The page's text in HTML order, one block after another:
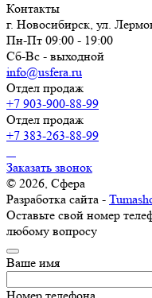
Контакты
г. Новосибирск, ул.
Пн-Пт 09:00 - 19:00
Сб-Вс - выходной
info@usfera.ru
Отдел продаж
+7 903-900-88-99
Отдел продаж
+7 383-263-88-99
Заказать звонок
© 2026, Сфера
Разработка сайта -
Оставьте свой номер
любому вопросу
Ваше имя